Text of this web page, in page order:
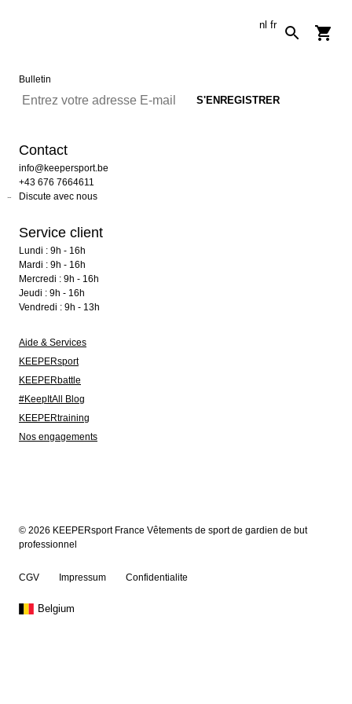
nl fr
Bulletin
Contact
info@keepersport.be
+43 676 7664611
Discute avec nous
Service client
Lundi : 9h - 16h
Mardi : 9h - 16h
Mercredi : 9h - 16h
Jeudi : 9h - 16h
Vendredi : 9h - 13h
Aide & Services
KEEPERsport
KEEPERbattle
#KeepItAll Blog
KEEPERtraining
Nos engagements
© 2026 KEEPERsport France Vêtements de sport de gardien de but
professionnel
CGV Impressum Confidentialite
Belgium